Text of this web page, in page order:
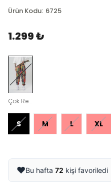
Ürün Kodu: 6725
1.299 ₺
Çok Renkli
S M L XL
❤️Bu hafta 72 kişi favoriledi